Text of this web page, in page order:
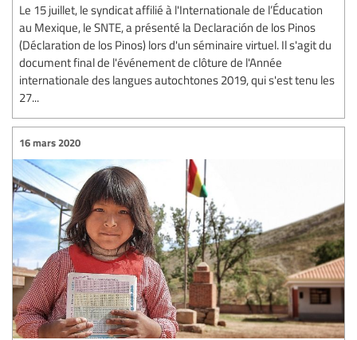
Le 15 juillet, le syndicat affilié à l'Internationale de l’Éducation
au Mexique, le SNTE, a présenté la Declaración de los Pinos
(Déclaration de los Pinos) lors d'un séminaire virtuel. Il s'agit du
document final de l'événement de clôture de l'Année
internationale des langues autochtones 2019, qui s'est tenu les
27...
16 mars 2020